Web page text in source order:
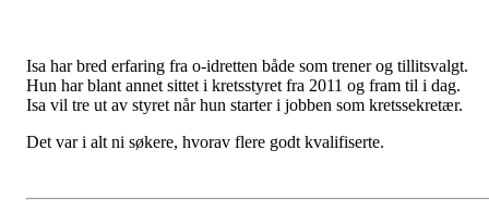
Isa har bred erfaring fra o-idretten både som trener og tillitsvalgt.
Hun har blant annet sittet i kretsstyret fra 2011 og fram til i dag.
Isa vil tre ut av styret når hun starter i jobben som kretssekretær.
Det var i alt ni søkere, hvorav flere godt kvalifiserte.